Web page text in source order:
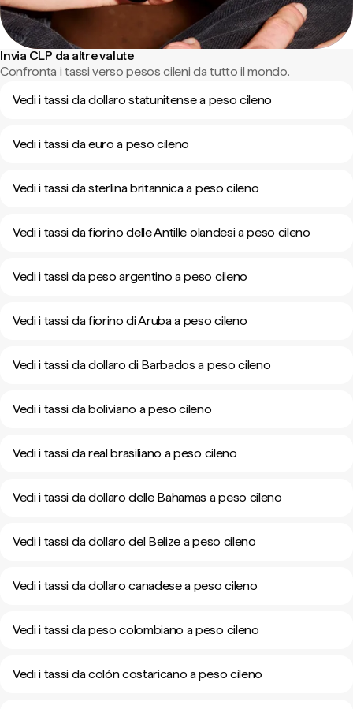
Invia CLP da altre valute
Confronta i tassi verso pesos cileni da tutto il mondo.
Vedi i tassi da dollaro statunitense a peso cileno
Vedi i tassi da euro a peso cileno
Vedi i tassi da sterlina britannica a peso cileno
Vedi i tassi da fiorino delle Antille olandesi a peso cileno
Vedi i tassi da peso argentino a peso cileno
Vedi i tassi da fiorino di Aruba a peso cileno
Vedi i tassi da dollaro di Barbados a peso cileno
Vedi i tassi da boliviano a peso cileno
Vedi i tassi da real brasiliano a peso cileno
Vedi i tassi da dollaro delle Bahamas a peso cileno
Vedi i tassi da dollaro del Belize a peso cileno
Vedi i tassi da dollaro canadese a peso cileno
Vedi i tassi da peso colombiano a peso cileno
Vedi i tassi da colón costaricano a peso cileno